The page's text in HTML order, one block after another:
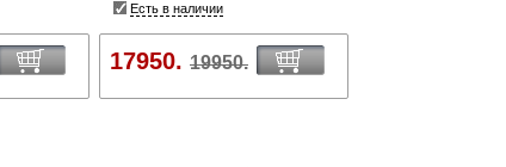
Есть в наличии
17950. 19950.